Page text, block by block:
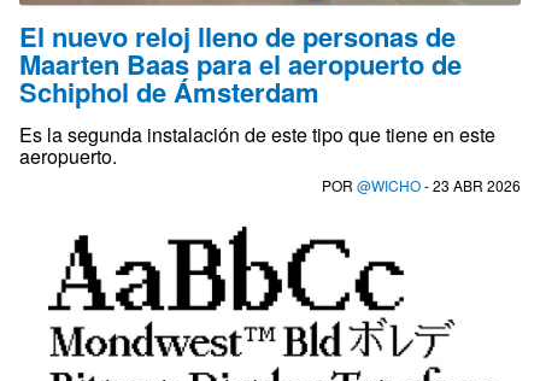
El nuevo reloj lleno de personas de
Maarten Baas para el aeropuerto de
Schiphol de Ámsterdam
Es la segunda instalación de este tipo que tiene en este
aeropuerto.
POR @WICHO- 23 ABR 2026